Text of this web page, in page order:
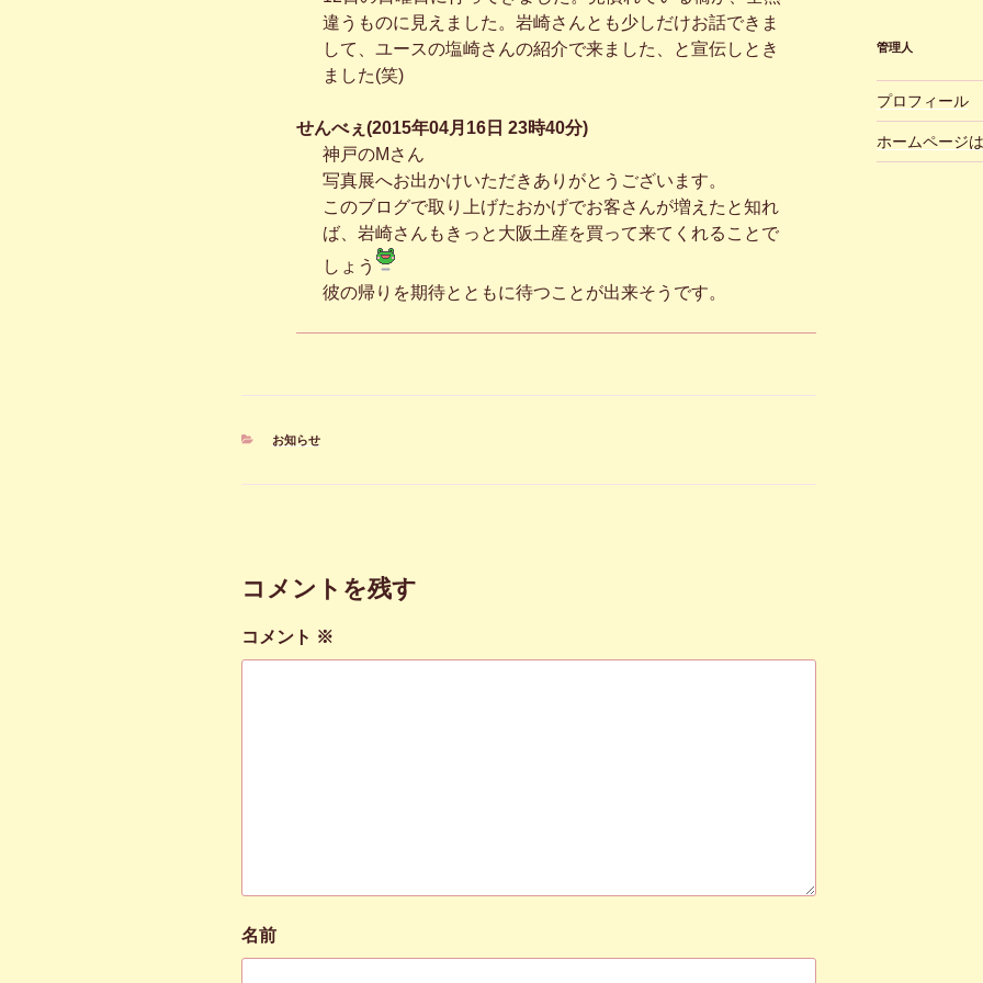
違うものに見えました。岩崎さんとも少しだけお話できま
して、ユースの塩崎さんの紹介で来ました、と宣伝しとき
ました(笑)
せんべぇ(2015年04月16日 23時40分)
神戸のMさん
写真展へお出かけいただきありがとうございます。
このブログで取り上げたおかげでお客さんが増えたと知れ
ば、岩崎さんもきっと大阪土産を買って来てくれることで
しょう
彼の帰りを期待とともに待つことが出来そうです。
カ
お知らせ
コメントを残す
コメント ※
名前
管理人
プロフィール
ホームページ